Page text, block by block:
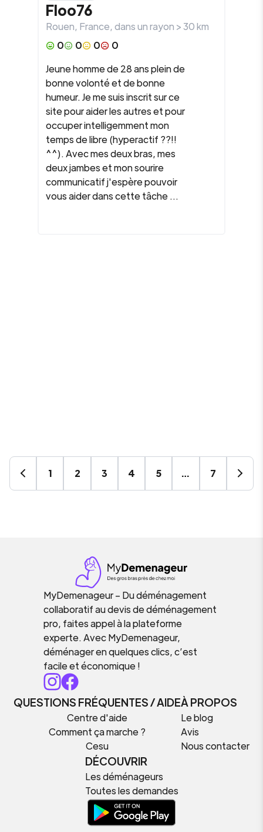
Floo76
Rouen, France, dans un rayon >30km
0
0 0
0
Jeune homme de 28 ans plein de
bonne volonté et de bonne
humeur. Je me suis inscrit sur ce
site pour aider les autres et pour
occuper intelligemment mon
temps de libre (hyperactif ??!!
^^). Avec mes deux bras, mes
deux jambes et mon sourire
communicatif j'espère pouvoir
vous aider dans cette tâche ...
1 2 3 4 5 … 7
MyDemenageur – Du déménagement
collaboratif au devis de déménagement
pro, faites appel à la plateforme
experte. Avec MyDemenageur,
déménager en quelques clics, c’est
facile et économique !
QUESTIONS FRÉQUENTES / AIDE
Centre d'aide
Comment ça marche ?
Cesu
À PROPOS
Le blog
Avis
Nous contacter
DÉCOUVRIR
Les déménageurs
Toutes les demandes